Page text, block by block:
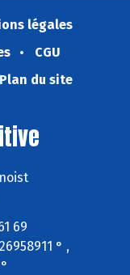
légales
CGU
Plan du site
69
° ,